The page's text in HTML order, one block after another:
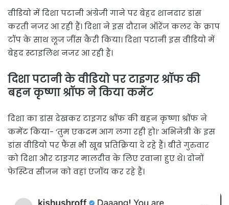
वीडियो में दिशा पटानी अंग्रेजी गाने पर बेहद शानदार डांस
करती नजर आ रही हैं। दिशा ने इस दौरान ऑरेंज कलर के क्राप
टॉप के साथ लूज जींस कैरी किया। दिशा पटानी इस वीडियो में
बेहद स्टाइलिश नजर आ रही हैं।
दिशा पटानी के वीडियो पर टाइगर श्रॉफ की
बहन कृष्णा श्रॉफ ने किया कमेंट
दिशा का डांस देखकर टाइगर श्रॉफ की बहन कृष्णा श्रॉफ ने
कमेंट किया- ‘तुम एकदम आग लगा रही हो।’ अभिनेत्री के इस
डांस वीडियो पर फैंस भी खूब प्रतिक्रिया दे रहे हैं। बीते गुरुवार
को दिशा और टाइगर मालदीव के लिए रवाना हुए थे। दोनों
फेस्टिव सीजन को वहां एंजॉय कर रहे हैं।